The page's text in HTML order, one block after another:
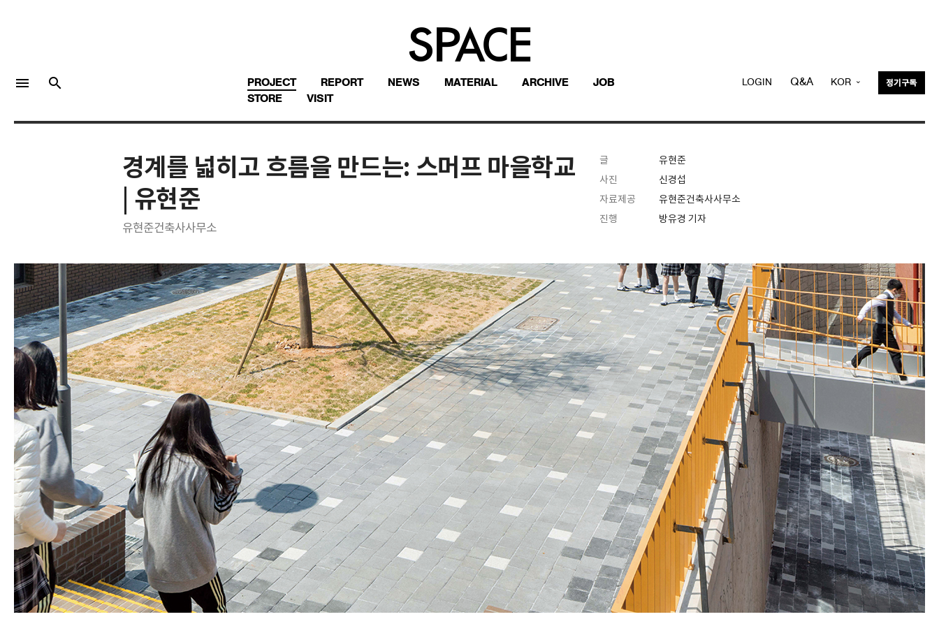
회원가입
Facebook 로그인
Twitter 로그인
Naver 로그인
SPACE 소개
공지사항
기사문의
광고문의
Contact
menu search PROJECT REPORT NEWS MATERIAL ARCHIVE
JOB
STORE
VISIT
LOGIN Q&A KOR 정기구독
경계를 넓히고 흐름을 만드는: 스머프 마을학교
| 유현준
유현준건축사사무소
글
유현준
사진
신경섭
자료제공
유현준건축사사무소
진행
방유경 기자